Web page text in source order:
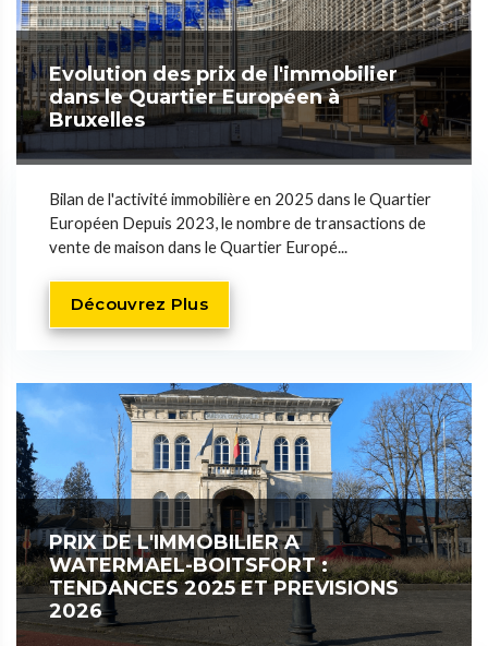
Evolution des prix de l'immobilier
dans le Quartier Européen à
Bruxelles
Bilan de l'activité immobilière en 2025 dans le Quartier
Européen Depuis 2023, le nombre de transactions de
vente de maison dans le Quartier Europé...
Découvrez Plus
PRIX DE L'IMMOBILIER A
WATERMAEL-BOITSFORT :
TENDANCES 2025 ET PREVISIONS
2026